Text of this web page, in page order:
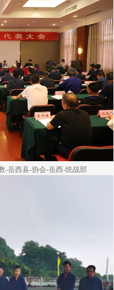
-岳西县-协会-岳西-统战部